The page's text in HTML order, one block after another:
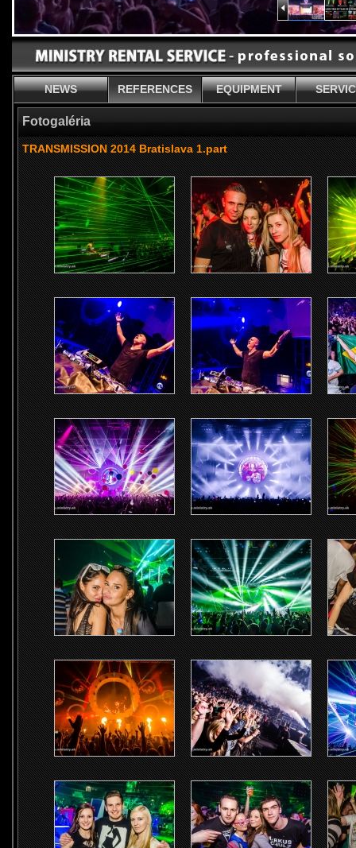
NEWS REFERENCES EQUIPMENT
Fotogaléria
TRANSMISSION 2014 Bratislava 1.part